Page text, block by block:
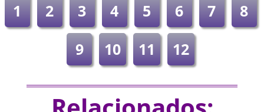
1 2 3 4 5 6 7
8
9
10 11 12